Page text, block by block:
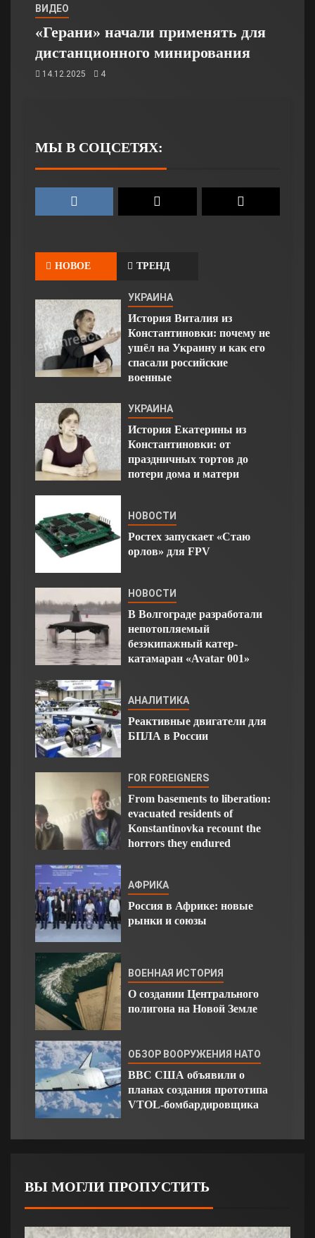
ВИДЕО
«Герани» начали применять для
дистанционного минирования
14.12.2025 4
МЫ В СОЦСЕТЯХ:
НОВОЕ ТРЕНД
УКРАИНА
История Виталия из
Константиновки: почему не
ушёл на Украину и как его
спасали российские
военные
УКРАИНА
История Екатерины из
Константиновки: от
праздничных тортов до
потери дома и матери
НОВОСТИ
Ростех запускает «Стаю
орлов» для FPV
НОВОСТИ
В Волгограде разработали
непотопляемый
безэкипажный катер-
катамаран «Avatar 001»
АНАЛИТИКА
Реактивные двигатели для
БПЛА в России
FOR FOREIGNERS
From basements to liberation:
evacuated residents of
Konstantinovka recount the
horrors they endured
АФРИКА
Россия в Африке: новые
рынки и союзы
ВОЕННАЯ ИСТОРИЯ
О создании Центрального
полигона на Новой Земле
ОБЗОР ВООРУЖЕНИЯ НАТО
ВВС США объявили о
планах создания прототипа
VTOL-бомбардировщика
ВЫ МОГЛИ ПРОПУСТИТЬ